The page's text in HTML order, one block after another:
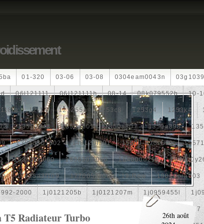
01-320 03-06 03-08 0304eam0043n
06l121111 06l121111h 08-14 08k079552b 10-
118ia 12-14 121255a 1253c8 1253g4 1253k4
1350a348 1350a601 1350a807 1350a898
1355d301602 148120f301 15500-Rz0-G01
163630g060 163630m060 164000d210
17425a3f109 1770053k00 19-Row 19010pra003
2000 1j0121205b 1j0121207m 1j0959455l
1k0121205g 1k0121207
T5 Radiateur Turbo
26th août